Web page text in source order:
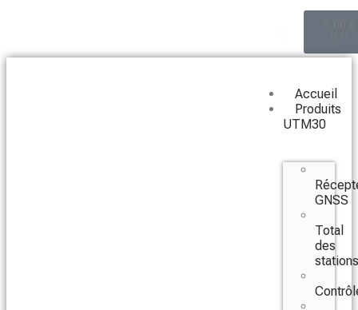
Accueil
Produits
UTM30
GNSS
Total
des
stations